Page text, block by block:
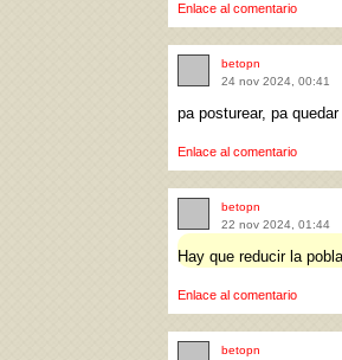
Enlace al comentario
betopn
24 nov 2024, 00:41
pa posturear, pa
Enlace al comentario
betopn
22 nov 2024, 01:44
Hay que reducir la
Enlace al comentario
betopn